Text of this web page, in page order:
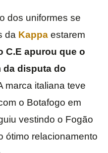
dos uniformes se
da Kappa estarem
C.E apurou que o
da disputa do
marca italiana teve
o Botafogo em
vestindo o Fogão
ótimo relacionamento